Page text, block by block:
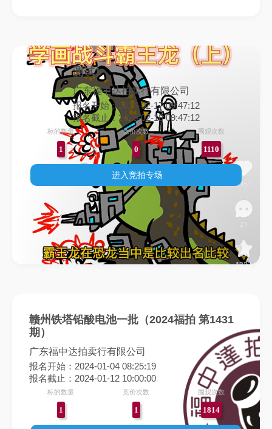
测试1
广东福中达拍卖行有限公司
报名开始：2025-02-17 09:47:12
报名截止：2025-02-18 09:47:12
标的数量
1
竞价次数
0
围观次数
1110
进入竞拍专场
赣州铁塔铅酸电池一批（2024福拍 第1431
期）
广东福中达拍卖行有限公司
报名开始：2024-01-04 08:25:19
报名截止：2024-01-12 10:00:00
标的数量
1
竞价次数
1
围观次数
1814